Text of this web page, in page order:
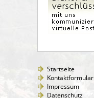
Startseite
Kontaktformular
Impressum
Datenschutz